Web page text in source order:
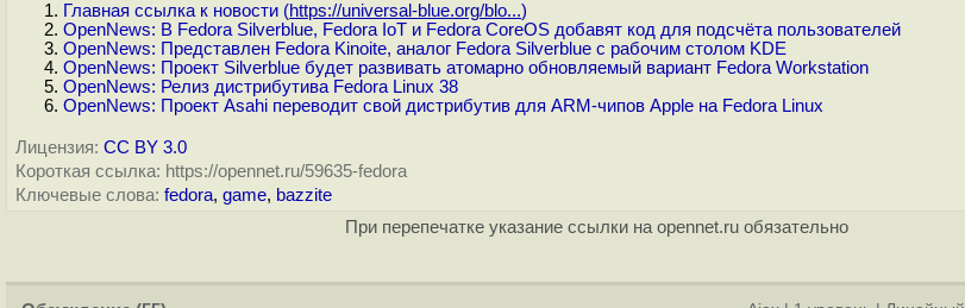
Главная ссылка к новости (https://universal-blue.org/blo...)
OpenNews: В Fedora Silverblue, Fedora IoT и Fedora CoreOS добавят код для подсчёта пользователей
OpenNews: Представлен Fedora Kinoite, аналог Fedora Silverblue с рабочим столом KDE
OpenNews: Проект Silverblue будет развивать атомарно обновляемый вариант Fedora Workstation
OpenNews: Релиз дистрибутива Fedora Linux 38
OpenNews: Проект Asahi переводит свой дистрибутив для ARM-чипов Apple на Fedora Linux
Лицензия: CC BY 3.0
Короткая ссылка: https://opennet.ru/59635-fedora
Ключевые слова: fedora, game, bazzite
При перепечатке указание ссылки на opennet.ru обязательно